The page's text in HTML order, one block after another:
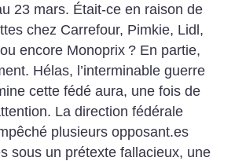
23 mars. Était-ce en raison de
chez Carrefour, Pimkie, Lidl,
encore Monoprix ? En partie,
Hélas, l’interminable guerre
cette fédé aura, une fois de
La direction fédérale
plusieurs opposant.es
sous un prétexte fallacieux, une